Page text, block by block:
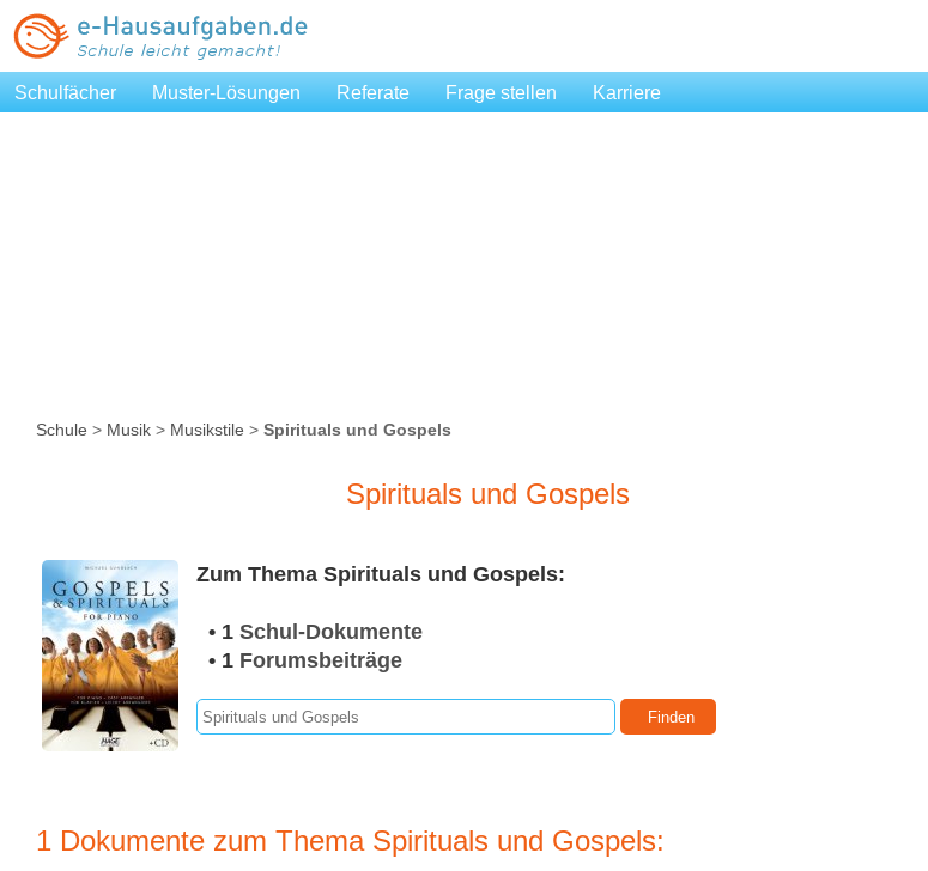
Schulfächer Muster-Lösungen Referate Frage stellen Karriere
Schule > Musik > Musikstile > Spirituals und Gospels
Spirituals und Gospels
Zum Thema Spirituals und Gospels:
• 1 Schul-Dokumente
• 1 Forumsbeiträge
1 Dokumente zum Thema Spirituals und Gospels: